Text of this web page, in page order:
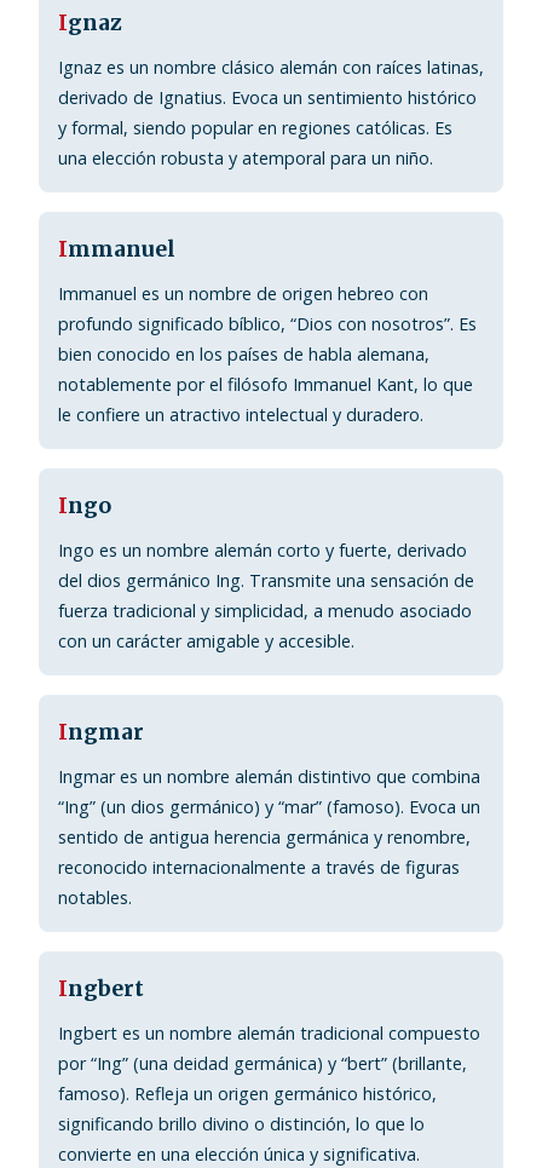
Ignaz
Ignaz es un nombre clásico alemán con raíces latinas,
derivado de Ignatius. Evoca un sentimiento histórico
y formal, siendo popular en regiones católicas. Es
una elección robusta y atemporal para un niño.
Immanuel
Immanuel es un nombre de origen hebreo con
profundo significado bíblico, “Dios con nosotros”. Es
bien conocido en los países de habla alemana,
notablemente por el filósofo Immanuel Kant, lo que
le confiere un atractivo intelectual y duradero.
Ingo
Ingo es un nombre alemán corto y fuerte, derivado
del dios germánico Ing. Transmite una sensación de
fuerza tradicional y simplicidad, a menudo asociado
con un carácter amigable y accesible.
Ingmar
Ingmar es un nombre alemán distintivo que combina
“Ing” (un dios germánico) y “mar” (famoso). Evoca un
sentido de antigua herencia germánica y renombre,
reconocido internacionalmente a través de figuras
notables.
Ingbert
Ingbert es un nombre alemán tradicional compuesto
por “Ing” (una deidad germánica) y “bert” (brillante,
famoso). Refleja un origen germánico histórico,
significando brillo divino o distinción, lo que lo
convierte en una elección única y significativa.